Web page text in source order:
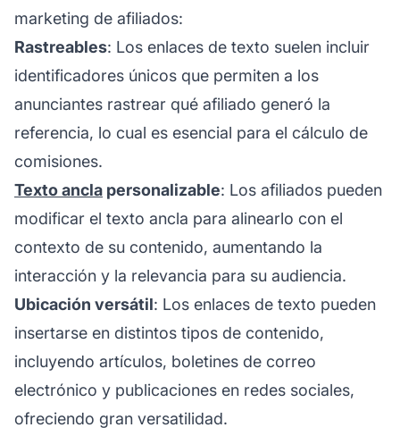
marketing de afiliados:
Rastreables: Los enlaces de texto suelen incluir
identificadores únicos que permiten a los
anunciantes rastrear qué afiliado generó la
referencia, lo cual es esencial para el cálculo de
comisiones.
Texto ancla personalizable: Los afiliados pueden
modificar el texto ancla para alinearlo con el
contexto de su contenido, aumentando la
interacción y la relevancia para su audiencia.
Ubicación versátil: Los enlaces de texto pueden
insertarse en distintos tipos de contenido,
incluyendo artículos, boletines de correo
electrónico y publicaciones en redes sociales,
ofreciendo gran versatilidad.